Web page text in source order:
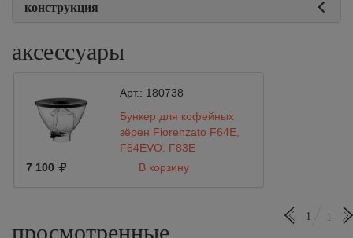
конструкция
аксессуары
Арт.: 180738
Бункер для кофейных
зёрен Fiorenzato F64E,
F64EVO, F83E
7 100
В корзину
просмотренные
1 1